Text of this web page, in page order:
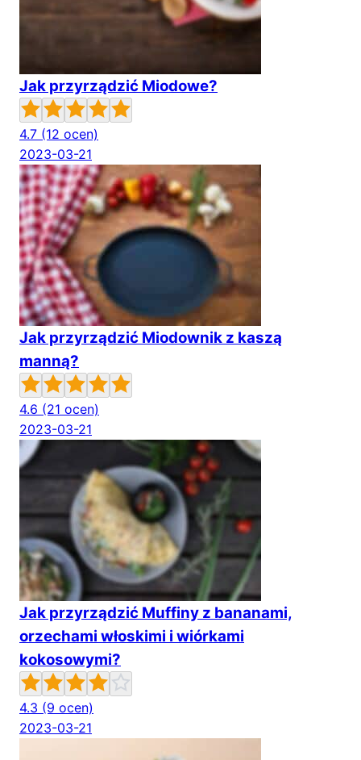
Jak przyrządzić Miodowe?
4.7 (12 ocen)
2023-03-21
Jak przyrządzić Miodownik z kaszą
manną?
4.6 (21 ocen)
2023-03-21
Jak przyrządzić Muffiny z bananami,
orzechami włoskimi i wiórkami
kokosowymi?
4.3 (9 ocen)
2023-03-21